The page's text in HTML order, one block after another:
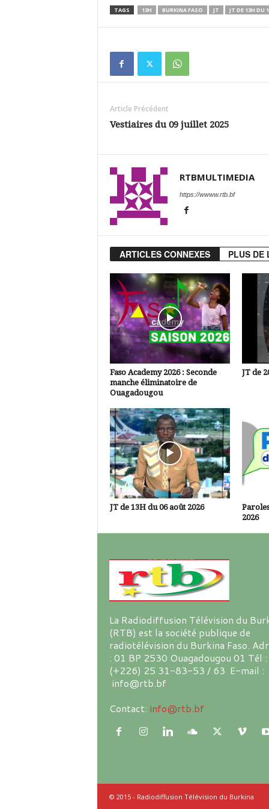
TAGS 13H BURKINA FASO JT JT DE 13H DU
Article Précédent
Vestiaires du 09 juillet 2025
RTBMULTIMEDIA
https://wwww.rtb.bf
ARTICLES CONNEXES PLUS DE
Faso Academy 2026 : Seconde
manche éliminatoire de
Ouagadougou
JT de
JT de 13H du 06 août 2026
2026
La Radiodiffusion Télévision du
(RTB) est la société publique de
radiotélévision du Burkina Faso.
: 01 BP 2530 Ouagadougou 01 Tél :
(+226) 25 31-83-53 / 63 E-mail :
info@rtb.bf
Contact: info@rtb.bf
© 2015 - Radiodiffusion Télévision du Burkina